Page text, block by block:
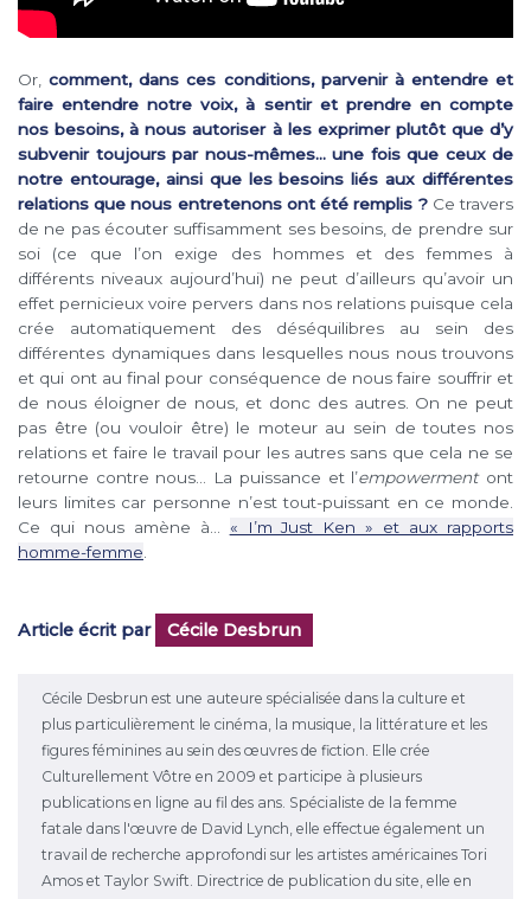
Or,comment, dans ces conditions, parvenir à entendre et
faire entendre notre voix, à sentir et prendre en compte
nos besoins, à nous autoriser à les exprimer plutôt que d’y
subvenir toujours par nous-mêmes… une fois que ceux de
notre entourage, ainsi que les besoins liés aux différentes
relations que nous entretenons ont été remplis ?Ce travers
de ne pas écouter suffisamment ses besoins, de prendre sur
soi (ce que l’on exige des hommes et des femmes à
différents niveaux aujourd’hui) ne peut d’ailleurs qu’avoir un
effet pernicieux voire pervers dans nos relations puisque cela
crée automatiquement des déséquilibres au sein des
différentes dynamiques dans lesquelles nous nous trouvons
et qui ont au final pour conséquence de nous faire souffrir et
de nous éloigner de nous, et donc des autres. On ne peut
pas être (ou vouloir être) le moteur au sein de toutes nos
relations et faire le travail pour les autres sans que cela ne se
retourne contre nous… La puissance et l’empowermentont
leurs limites car personne n’est tout-puissant en ce monde.
Ce qui nous amène à… « I’m Just Ken » et aux rapports
homme-femme.
Article écrit par Cécile Desbrun
Cécile Desbrun est une auteure spécialisée dans la culture et
plus particulièrement le cinéma, la musique, la littérature et les
figures féminines au sein des œuvres de fiction. Elle crée
Culturellement Vôtre en 2009 et participe à plusieurs
publications en ligne au fil des ans. Spécialiste de la femme
fatale dans l'œuvre de David Lynch, elle effectue également un
travail de recherche approfondi sur les artistes américaines Tori
Amos et Taylor Swift. Directrice de publication du site, elle en